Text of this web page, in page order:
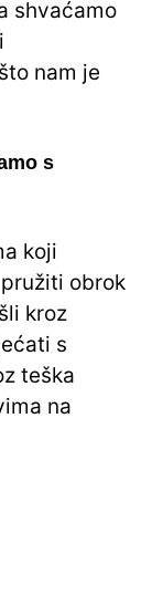
shvaćamo
nam je
s
koji
obrok
kroz
s
teška
na